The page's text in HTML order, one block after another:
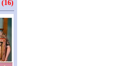
(16)